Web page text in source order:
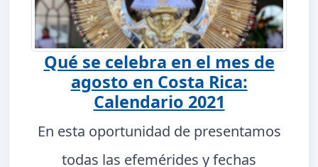
Qué se celebra en el mes de
agosto en Costa Rica:
Calendario 2021
En esta oportunidad de presentamos
todas las efemérides y fechas